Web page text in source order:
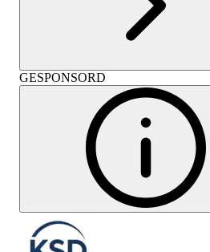
GESPONSORD